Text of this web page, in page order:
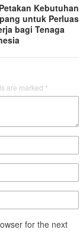
Kebutuhan
untuk Perluas
bagi Tenaga
are marked *
for the next